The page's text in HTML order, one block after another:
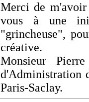
Merci de
vous à une
"grincheuse",
créative.
Monsieur
d'Administration
Paris-Saclay.